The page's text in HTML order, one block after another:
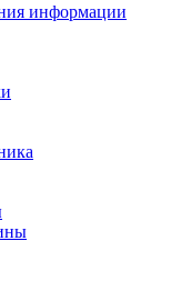
информации